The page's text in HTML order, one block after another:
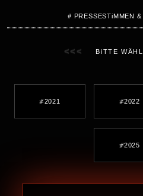
# PRESSESTiMMEN &
BiTTE
<<<
⧣2021 ⧣2022
⧣2025